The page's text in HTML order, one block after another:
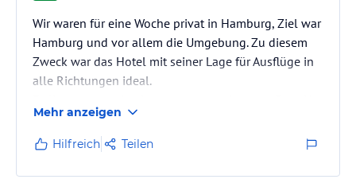
Wir waren für eine Woche privat in Hamburg, Ziel war
Hamburg und vor allem die Umgebung. Zu diesem
Zweck war das Hotel mit seiner Lage für Ausflüge in
alle Richtungen ideal.
Bahn- und S-Bahnstation entfernt, ist aber durch
schallgedämpfte Fenster trotzdem völlig ruhig.
Mehr anzeigen
Hilfreich Teilen